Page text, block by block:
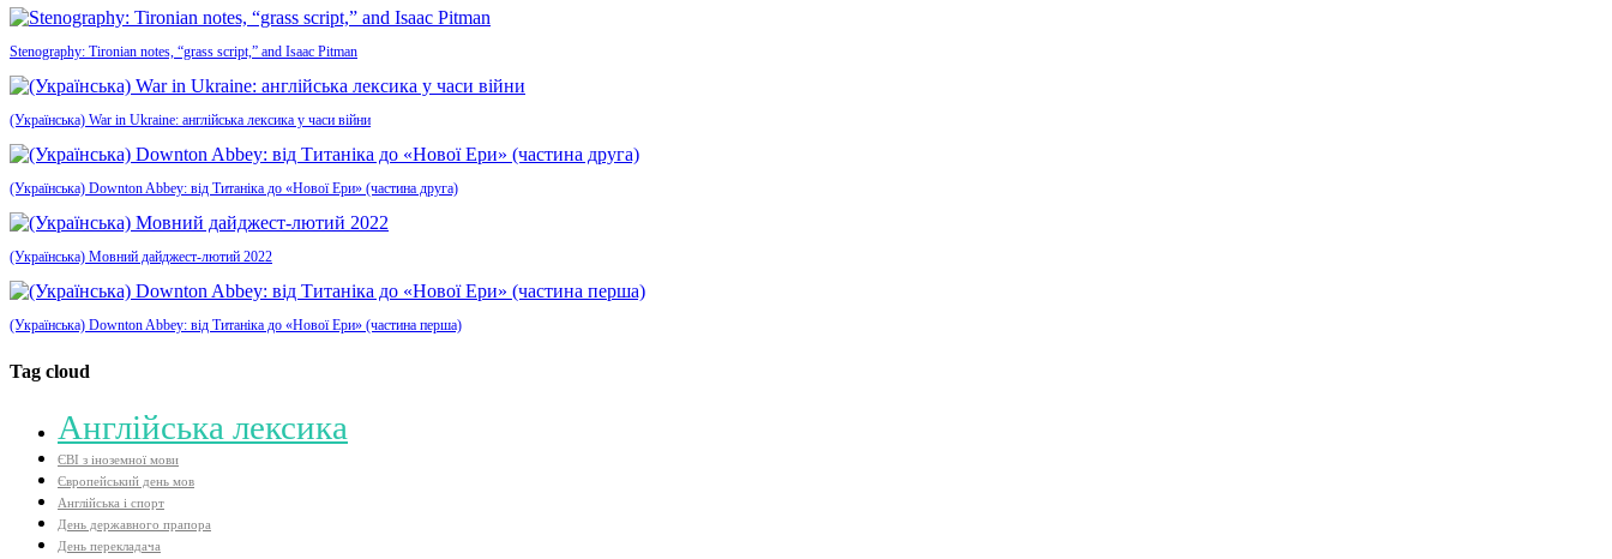
Stenography: Tironian notes, “grass script,” and Isaac Pitman
(Українська) War in Ukraine: англійська лексика у часи війни
(Українська) Downton Abbey: від Титаніка до «Нової Ери» (частина друга)
(Українська) Мовний дайджест-лютий 2022
(Українська) Downton Abbey: від Титаніка до «Нової Ери» (частина перша)
Tag cloud
Aнглійська лексика
ЄВІ з іноземної мови
Європейський день мов
Англійська і спорт
День державного прапора
День перекладача